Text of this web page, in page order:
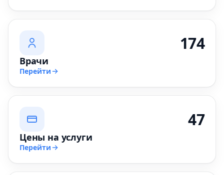
174
Врачи
Перейти
47
Цены на услуги
Перейти